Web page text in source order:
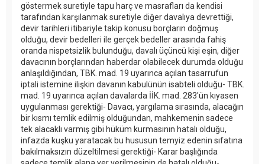
göstermek suretiyle tapu harç ve masrafları da kendisi
tarafından karşılanmak suretiyle diğer davalıya devrettiği,
devir tarihleri itibariyle takip konusu borçların doğmuş
olduğu, devir bedelleri ile gerçek bedeller arasında fahiş
oranda nispetsizlik bulunduğu, davalı üçüncü kişi eşin, diğer
davacının borçlarından haberdar olabilecek durumda olduğu
anlaşıldığından, TBK. mad. 19 uyarınca açılan tasarrufun
iptali istemine ilişkin davanın kabulünün isabteli olduğu- TBK.
mad. 19 uyarınca açılan davalarda İİK. mad. 283'ün kıyasen
uygulanması gerektiği- Davacı, yargılama sırasında, alacağın
bir kısmı temlik edilmiş olduğundan, mahkemenin sadece
tek alacaklı varmış gibi hüküm kurmasının hatalı olduğu,
infazda kuşku yaratacak bu hususun temyiz edenin sıfatına
bakılmaksızın düzeltilmesi gerektiği- Karar başlığında